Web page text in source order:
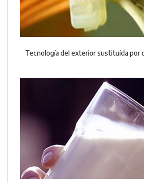
Tecnología del exterior sustituída por